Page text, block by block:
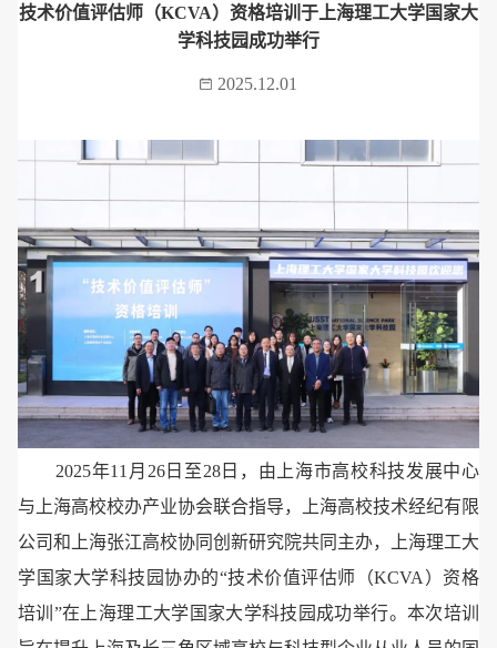
技术价值评估师（KCVA）资格培训于上海理工大学国家大
学科技园成功举行
2025.12.01
2025年11月26日至28日，由上海市高校科技发展中心
与上海高校校办产业协会联合指导，上海高校技术经纪有限
公司和上海张江高校协同创新研究院共同主办，上海理工大
学国家大学科技园协办的“技术价值评估师（KCVA）资格
培训”在上海理工大学国家大学科技园成功举行。本次培训